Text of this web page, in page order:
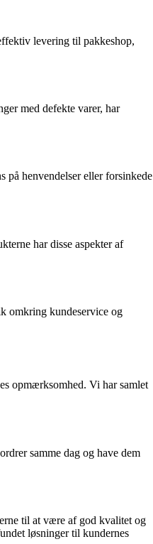
levering til pakkeshop,
med defekte varer, har
på henvendelser eller forsinkede
har disse aspekter af
omkring kundeservice og
opmærksomhed. Vi har samlet
samme dag og have dem
til at være af god kvalitet og
løsninger til kundernes